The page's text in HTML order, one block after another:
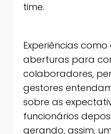
time.
Experiências
aberturas para
colaboradores,
gestores
sobre as
funcionários
gerando, assim,